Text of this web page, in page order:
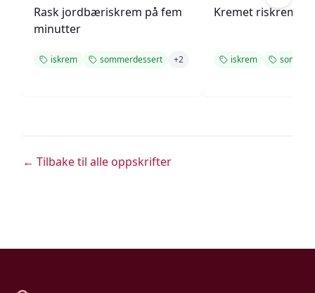
Rask jordbæriskrem på fem
minutter
iskrem sommerdessert +2
Kremet riskrem
iskrem
← Tilbake til alle oppskrifter